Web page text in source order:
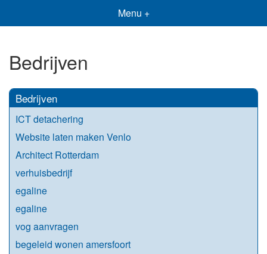
Menu +
Bedrijven
Bedrijven
ICT detachering
Website laten maken Venlo
Architect Rotterdam
verhuisbedrijf
egaline
egaline
vog aanvragen
begeleid wonen amersfoort